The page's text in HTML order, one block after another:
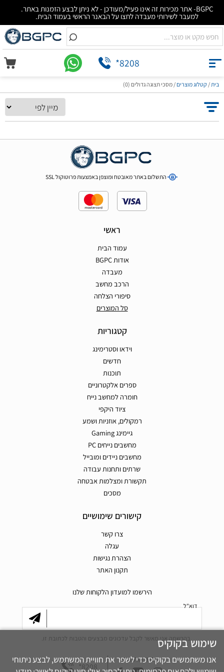
BGPC- אתר מכירות זה אינו פעיל/מעודכן - לא ניתן לבצע הזמנות באתר.
למעבר לשירותי מעבדה לחצו על הבאנר הראשי בעמוד הבית.
*8208
בית/ קטלוג מוצרים/ מסכי תצוגה גדולים (0)
התשלום באתר מאובטח ומוצפן באמצעות פרוטוקול SSL
ראשי
עמוד הבית
אודות BGPC
מעבדה
הרכב מחשב
סיפורי הצלחה
סל המוצרים
קטגוריות
וידאו וסטרימינג
חדשים
תוכנות
ספרים אלקטרוניים
חומרה למחשב נייח
ציוד היקפי
רמקולים, אוזניות ושמע
גיימינג Gaming
מחשבים נייחים PC
מחשבים ניידים ומובייל
שרתים ותחנות עבודה
תקשורת ומצלמות אבטחה
מסכים
קישורים שימושיים
צרו קשר
עגלה
הצהרת נגישות
תקנון האתר
הירשמו למועדון הלקוחות שלנו
דוא"ל
בהרשמה אני מאשר לקבל עדכונים מבצעים והטבות לכתובת זו.
חפשו אותנו גם
*8208
שימוש בקוקיס
אנו משתמשים בקוקיס כדי לשפר את חוויית המשתמש, לבצע ניתוחי